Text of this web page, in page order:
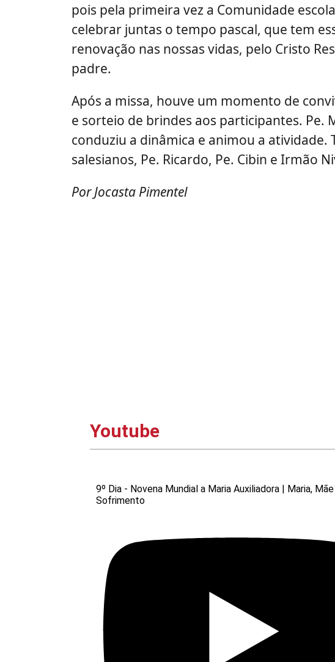
pois pela primeira vez a Comunidade
celebrar juntas o tempo pascal, que tem
renovação nas nossas vidas, pelo Cristo
padre.
Após a missa, houve um momento de
e sorteio de brindes aos participantes. Pe.
conduziu a dinâmica e animou a atividade.
salesianos, Pe. Ricardo, Pe. Cibin e Irmão
Por Jocasta Pimentel
Youtube
9º Dia - Novena Mundial a Maria Auxiliadora | Maria,
Sofrimento